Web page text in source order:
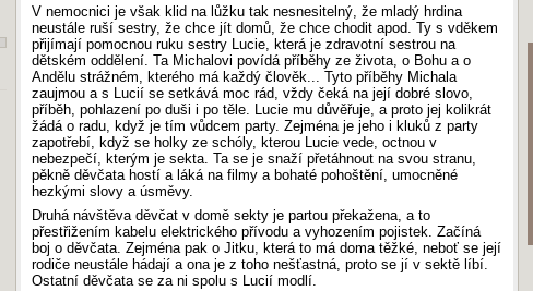
V nemocnici je však klid na lůžku tak nesnesitelný, že mladý hrdina
neustále ruší sestry, že chce jít domů, že chce chodit apod. Ty s vděkem
přijímají pomocnou ruku sestry Lucie, která je zdravotní sestrou na
dětském oddělení. Ta Michalovi povídá příběhy ze života, o Bohu a o
Andělu strážném, kterého má každý člověk... Tyto příběhy Michala
zaujmou a s Lucií se setkává moc rád, vždy čeká na její dobré slovo,
příběh, pohlazení po duši i po těle. Lucie mu důvěřuje, a proto jej kolikrát
žádá o radu, když je tím vůdcem party. Zejména je jeho i kluků z party
zapotřebí, když se holky ze schóly, kterou Lucie vede, octnou v
nebezpečí, kterým je sekta. Ta se je snaží přetáhnout na svou stranu,
pěkně děvčata hostí a láká na filmy a bohaté pohoštění, umocněné
hezkými slovy a úsměvy.
Druhá návštěva děvčat v domě sekty je partou překažena, a to
přestřižením kabelu elektrického přívodu a vyhozením pojistek. Začíná
boj o děvčata. Zejména pak o Jitku, která to má doma těžké, neboť se její
rodiče neustále hádají a ona je z toho nešťastná, proto se jí v sektě líbí.
Ostatní děvčata se za ni spolu s Lucií modlí.